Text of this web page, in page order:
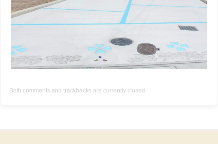
Both comments and trackbacks are currently closed.